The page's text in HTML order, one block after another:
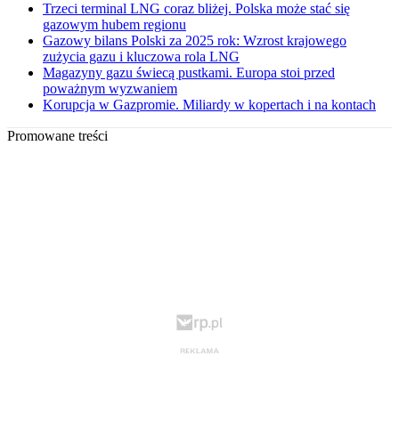
Trzeci terminal LNG coraz bliżej. Polska może stać się
gazowym hubem regionu
Gazowy bilans Polski za 2025 rok: Wzrost krajowego
zużycia gazu i kluczowa rola LNG
Magazyny gazu świecą pustkami. Europa stoi przed
poważnym wyzwaniem
Korupcja w Gazpromie. Miliardy w kopertach i na kontach
Promowane treści